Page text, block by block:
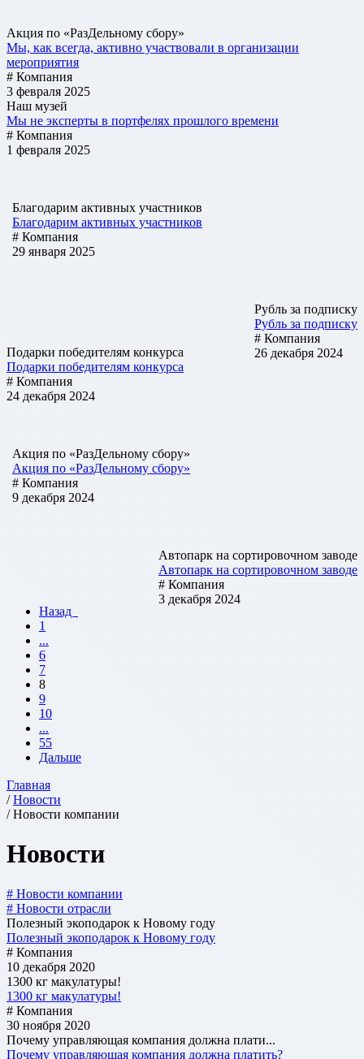
Акция по «РазДельному сбору»
Мы, как всегда, активно участвовали в организации
мероприятия
# Компания
3 февраля 2025
Наш музей
Мы не эксперты в портфелях прошлого времени
# Компания
1 февраля 2025
Благодарим активных участников
Благодарим активных участников
# Компания
29 января 2025
Рубль за подписку
Рубль за подписку
# Компания
26 декабря 2024
Подарки победителям конкурса
Подарки победителям конкурса
# Компания
24 декабря 2024
Акция по «РазДельному сбору»
Акция по «РазДельному сбору»
# Компания
9 декабря 2024
Автопарк на сортировочном заводе
Автопарк на сортировочном заводе
# Компания
3 декабря 2024
Назад
1
...
6
7
8
9
10
...
55
Дальше
Главная
/Новости
/ Новости компании
Новости
# Новости компании
# Новости отрасли
Полезный экоподарок к Новому году
Полезный экоподарок к Новому году
# Компания
10 декабря 2020
1300 кг макулатуры!
1300 кг макулатуры!
# Компания
30 ноября 2020
Почему управляющая компания должна плати...
Почему управляющая компания должна платить?